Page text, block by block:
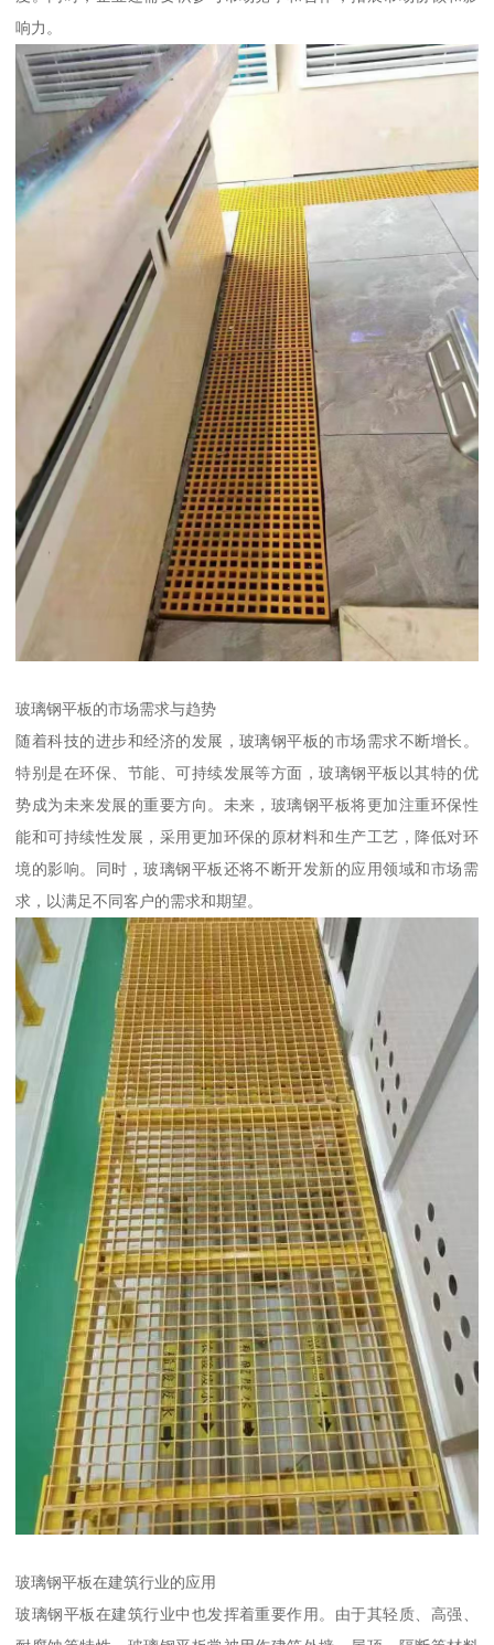
响力。
玻璃钢平板的市场需求与趋势
随着科技的进步和经济的发展，玻璃钢平板的市场需求不断增长。
特别是在环保、节能、可持续发展等方面，玻璃钢平板以其特的优
势成为未来发展的重要方向。未来，玻璃钢平板将更加注重环保性
能和可持续性发展，采用更加环保的原材料和生产工艺，降低对环
境的影响。同时，玻璃钢平板还将不断开发新的应用领域和市场需
求，以满足不同客户的需求和期望。
玻璃钢平板在建筑行业的应用
玻璃钢平板在建筑行业中也发挥着重要作用。由于其轻质、高强、